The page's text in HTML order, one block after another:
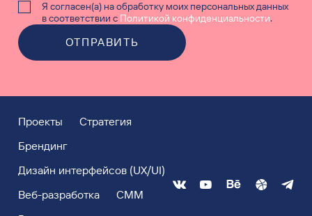
Я согласен(а) на обработку моих персональных данных
в соответствии с Политикой конфиденциальности.
ОТПРАВИТЬ
Проекты
Стратегия
Брендинг
Дизайн интерфейсов (UX/UI)
Веб-разработка
СММ